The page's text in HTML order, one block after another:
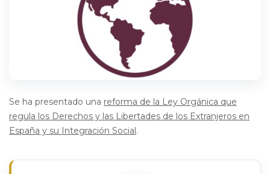
Se ha presentado una reforma de la Ley Orgánica que
regula los Derechos y las Libertades de los Extranjeros en
España y su Integración Social.